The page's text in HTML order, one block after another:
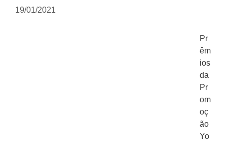
19/01/2021
Pr
êm
ios
da
Pr
om
oç
ão
Yo